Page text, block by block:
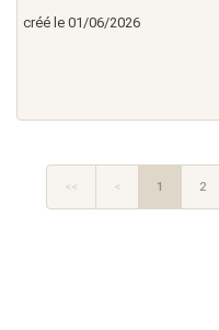
créé le 01/06/2026
<< < 1 2